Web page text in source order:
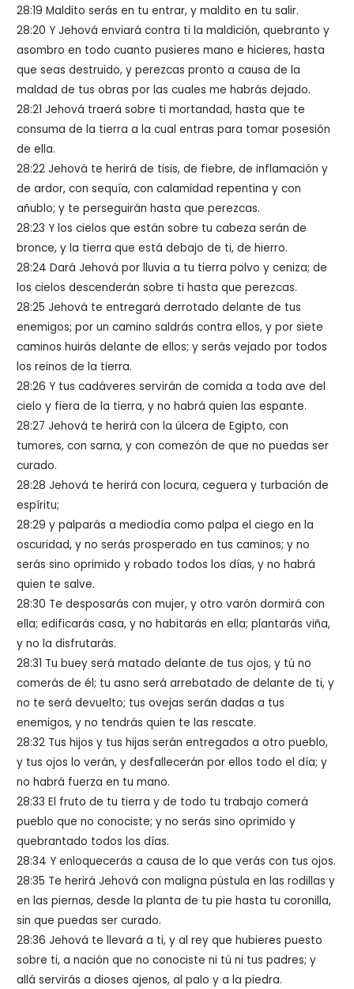
28:19 Maldito serás en tu entrar, y maldito en tu salir.
28:20 Y Jehová enviará contra ti la maldición, quebranto y
asombro en todo cuanto pusieres mano e hicieres, hasta
que seas destruido, y perezcas pronto a causa de la
maldad de tus obras por las cuales me habrás dejado.
28:21 Jehová traerá sobre ti mortandad, hasta que te
consuma de la tierra a la cual entras para tomar posesión
de ella.
28:22 Jehová te herirá de tisis, de fiebre, de inflamación y
de ardor, con sequía, con calamidad repentina y con
añublo; y te perseguirán hasta que perezcas.
28:23 Y los cielos que están sobre tu cabeza serán de
bronce, y la tierra que está debajo de ti, de hierro.
28:24 Dará Jehová por lluvia a tu tierra polvo y ceniza; de
los cielos descenderán sobre ti hasta que perezcas.
28:25 Jehová te entregará derrotado delante de tus
enemigos; por un camino saldrás contra ellos, y por siete
caminos huirás delante de ellos; y serás vejado por todos
los reinos de la tierra.
28:26 Y tus cadáveres servirán de comida a toda ave del
cielo y fiera de la tierra, y no habrá quien las espante.
28:27 Jehová te herirá con la úlcera de Egipto, con
tumores, con sarna, y con comezón de que no puedas ser
curado.
28:28 Jehová te herirá con locura, ceguera y turbación de
espíritu;
28:29 y palparás a mediodía como palpa el ciego en la
oscuridad, y no serás prosperado en tus caminos; y no
serás sino oprimido y robado todos los días, y no habrá
quien te salve.
28:30 Te desposarás con mujer, y otro varón dormirá con
ella; edificarás casa, y no habitarás en ella; plantarás viña,
y no la disfrutarás.
28:31 Tu buey será matado delante de tus ojos, y tú no
comerás de él; tu asno será arrebatado de delante de ti, y
no te será devuelto; tus ovejas serán dadas a tus
enemigos, y no tendrás quien te las rescate.
28:32 Tus hijos y tus hijas serán entregados a otro pueblo,
y tus ojos lo verán, y desfallecerán por ellos todo el día; y
no habrá fuerza en tu mano.
28:33 El fruto de tu tierra y de todo tu trabajo comerá
pueblo que no conociste; y no serás sino oprimido y
quebrantado todos los días.
28:34 Y enloquecerás a causa de lo que verás con tus ojos.
28:35 Te herirá Jehová con maligna pústula en las rodillas y
en las piernas, desde la planta de tu pie hasta tu coronilla,
sin que puedas ser curado.
28:36 Jehová te llevará a ti, y al rey que hubieres puesto
sobre ti, a nación que no conociste ni tú ni tus padres; y
allá servirás a dioses ajenos, al palo y a la piedra.